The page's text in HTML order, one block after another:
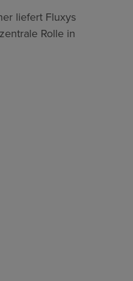
liefert Fluxys
Rolle in